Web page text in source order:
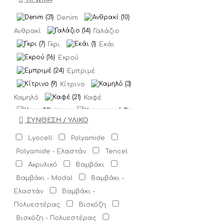
LA MARTINA
MARC JACOBS
MARIA JOSE
MASSARA
MIND MATTER
MOLLY
BRACKEN
MOSES
ONLY
ONLY CARMAKOMA PLUS SIZE
PINKO
PUMA
REPLAY
Run Of
Denim
Ανθρακί
Γαλάζιο
Γκρι
Εκάι
Εκρού
Εμπριμέ
Κίτρινο
Καμηλό
Καφέ
Κρεμ
Κυπαρισσί
Λαδί
Λευκό
Μέντα
Μαύρο
Μολυβί
Μουσταρδί
Μπεζ
Μπλε
Μπλε
ΣΥΝΘΕΣΗ / ΥΛΙΚΟ
Lyocell
Polyamide
Polyamide - Ελαστάν
Tencel
Ακρυλικό
Βαμβάκι
Βαμβάκι - Modal
Βαμβάκι -
Ελαστάν
Βαμβάκι -
Πολυεστέρας
Βισκόζη
Βισκόζη - Πολυεστέρας